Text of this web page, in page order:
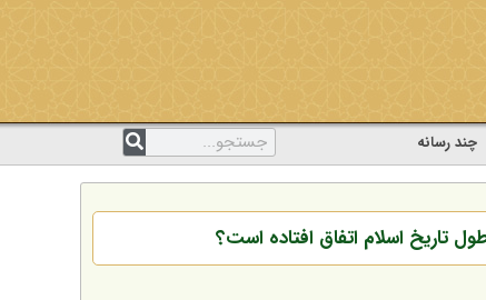
چند رسانه
تاریخ اسلام اتفاق افتاده است؟